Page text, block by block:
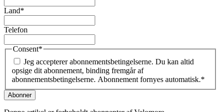
Land*
Telefon
Consent*
Jeg accepterer abonnementsbetingelserne. Du kan altid
opsige dit abonnement, binding fremgår af
abonnementsbetingelserne. Abonnement fornyes automatisk.*